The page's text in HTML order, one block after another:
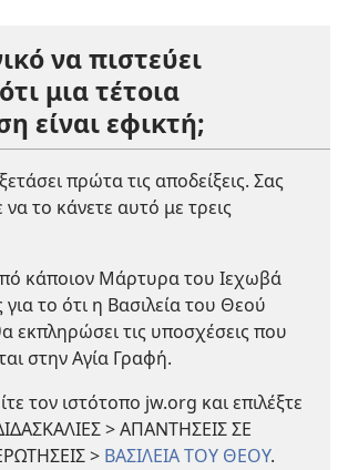
να πιστεύει
μια τέτοια
είναι εφικτή;
πρώτα τις αποδείξεις. Σας
το κάνετε αυτό με τρεις
κάποιον Μάρτυρα του Ιεχωβά
για το ότι η Βασιλεία του Θεού
εκπληρώσει τις υποσχέσεις που
στην Αγία Γραφή.
τον ιστότοπο jw.org και επιλέξτε
> ΑΠΑΝΤΗΣΕΙΣ ΣΕ
> ΒΑΣΙΛΕΙΑ ΤΟΥ ΘΕΟΥ.